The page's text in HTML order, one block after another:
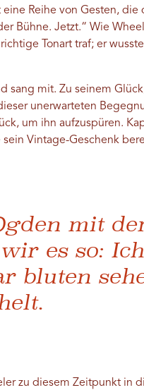
Reihe von Gesten, die
Bühne. Jetzt.“ Wie
Tonart traf; er
sang mit. Zu seinem
unerwarteten
um ihn aufzuspüren.
Vintage-Geschenk
mit
es so: Ich
bluten
zu diesem Zeitpunkt in